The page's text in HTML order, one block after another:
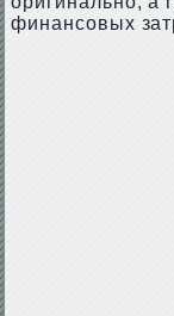
финансовых